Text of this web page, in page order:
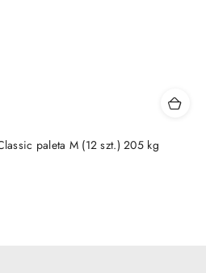
paleta M (12 szt.) 205 kg